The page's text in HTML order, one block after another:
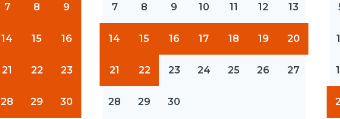
7 8 9
14 15 16
21 22 23
28 29 30
7 8 9 10 11 12 13
14 15 16 17 18 19 20
21 22 23 24 25 26 27
28 29 30